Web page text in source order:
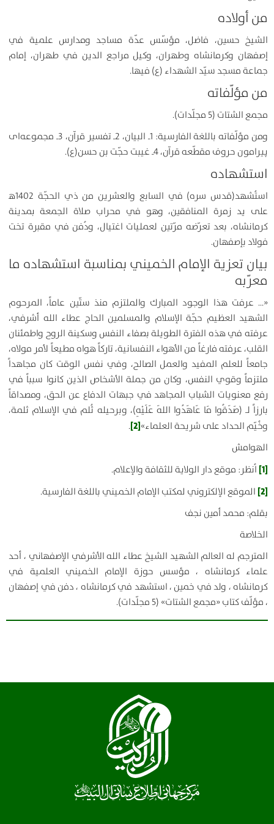
من أولاده
الشيخ حسين، فاضل، مؤسّس عدّة مساجد ومدارس علمية في
إصفهان وكرمانشاه وطهران، وكيل مراجع الدين في طهران، إمام
جماعة مسجد سيّد الشهداء (ع) فيها.
من مؤلّفاته
مجمع الشتات (5 مجلّدات).
ومن مؤلّفاته باللغة الفارسية: 1ـ البيان، 2ـ تفسير قرآن، 3ـ مجموعه‌ای
پیرامون حروف مقطّعه قرآن، 4ـ غيبت حجّت بن حسن(ع).
استشهاده
استُشهد(قدس سره) في السابع والعشرين من ذي الحجّة 1402ﻫ
على يد زمرة المنافقين، وهو في محراب صلاة الجمعة بمدينة
كرمانشاه، بعد تعرّضه مرّتين لعمليات اغتيال، ودُفن في مقبرة تخت
فولاد بإصفهان.
بيان تعزية الإمام الخميني بمناسبة استشهاده ما
معرّبه
«… عرفت هذا الوجود المبارك والملتزم منذ ستّين عاماً، المرحوم
الشهيد العظيم حجّة الإسلام والمسلمين الحاج عطاء الله أشرفي،
عرفته في هذه الفترة الطويلة بصفاء النفس وسكينة الروح واطمئنان
القلب، عرفته فارغاً من الأهواء النفسانية، تاركاً هواه مطيعاً لأمر مولاه،
جامعاً للعلم المفيد والعمل الصالح، وفي نفس الوقت كان مجاهداً
ملتزماً وقوي النفس، وكان من جملة الأشخاص الذين كانوا سبباً في
رفع معنويات الشباب المجاهد في جبهات الدفاع عن الحق، ومصداقاً
بارزاً لـ (صَدَقُوا مَا عَاهَدُوا اللهَ عَلَيْهِ)، وبرحيله ثُلم في الإسلام ثلمة،
وخُيّم الحداد على شريحة العلماء»[2]
.
الهوامش
[1] اُنظر: موقع دار الولاية للثقافة والإعلام.
[2]
الموقع الإلكتروني لمكتب الإمام الخميني باللغة الفارسية.
بقلم: محمد أمين نجف
الخلاصة
المترجم له العالم الشهيد الشيخ عطاء الله الأشرفي الإصفهاني ، أحد
علماء كرمانشاه ، مؤسس حوزة الإمام الخميني العلمية في
كرمانشاه ، ولد في خمين ، استشهد في كرمانشاه ، دفن في إصفهان
، مؤلّف كتاب «مجمع الشتات» (5 مجلّدات).